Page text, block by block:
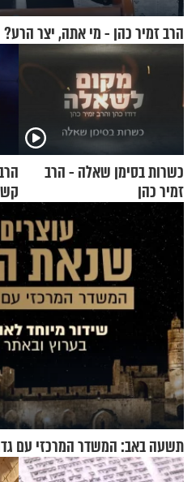
הרב זמיר כהן - מי אתה, יצר הרע?
כשרות בסימן שאלה - הרב
זמיר כהן
תשעה באב: המשדר המרכזי עם